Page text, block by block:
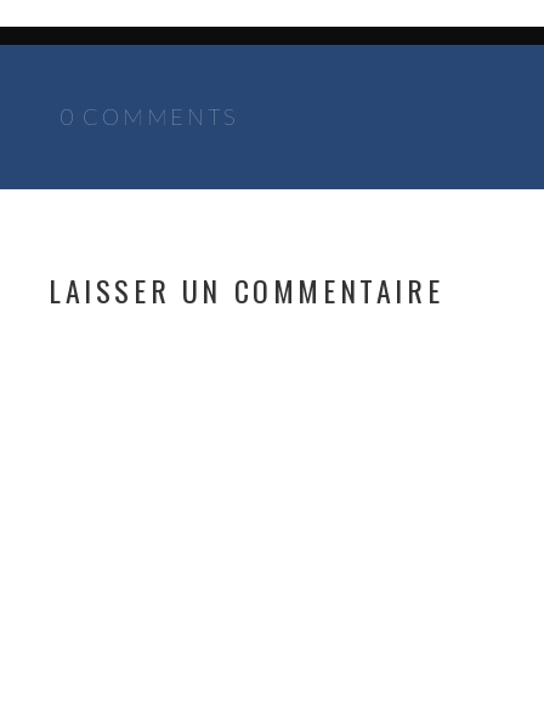
0 COMMENTS
LAISSER UN COMMENTAIRE